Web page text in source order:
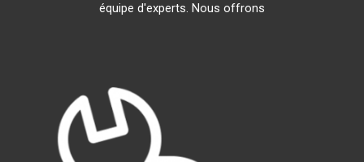
équipe d'experts. Nous offrons